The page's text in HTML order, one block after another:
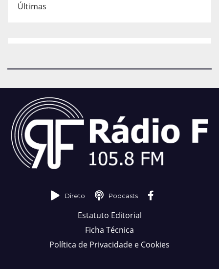
Últimas
Direto Podcasts
Estatuto Editorial
Ficha Técnica
Política de Privacidade e Cookies